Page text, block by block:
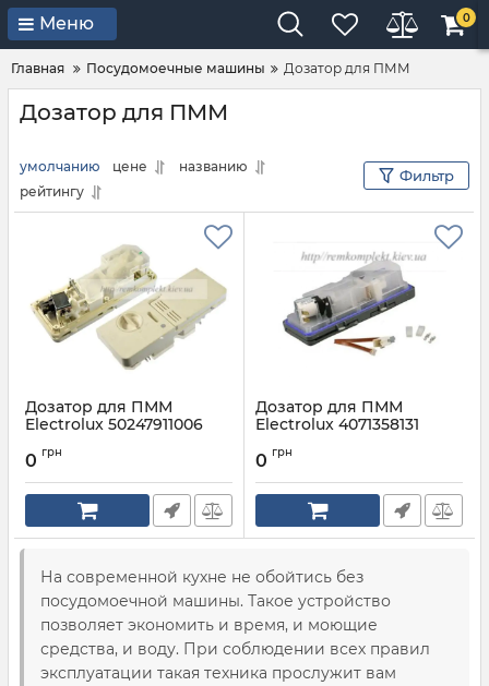
Меню 0
Главная Посудомоечные машины Дозатор для ПММ
Дозатор для ПММ
умолчанию цене
названию
рейтингу
Фильтр
Дозатор для ПММ
Electrolux 50247911006
0 грн
Дозатор для ПММ
Electrolux 4071358131
0 грн
На современной кухне не обойтись без
посудомоечной машины. Такое устройство
позволяет экономить и время, и моющие
средства, и воду. При соблюдении всех правил
эксплуатации такая техника прослужит вам